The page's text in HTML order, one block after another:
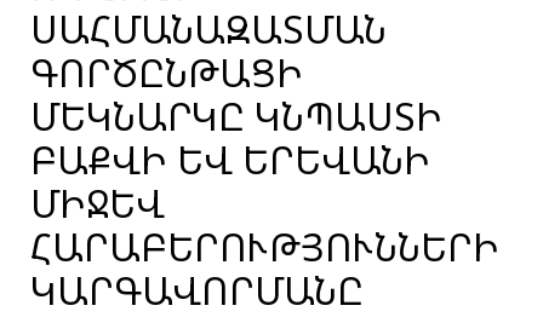
ՍԱՀՄԱՆԱԶԱՏՄԱՆ
ԳՈՐԾԸՆԹԱՑԻ
ՄԵԿՆԱՐԿԸ ԿՆՊԱՍՏԻ
ԲԱՔՎԻ ԵՎ ԵՐԵՎԱՆԻ
ՄԻՋԵՎ
ՀԱՐԱԲԵՐՈՒԹՅՈՒՆՆԵՐԻ
ԿԱՐԳԱՎՈՐՄԱՆԸ